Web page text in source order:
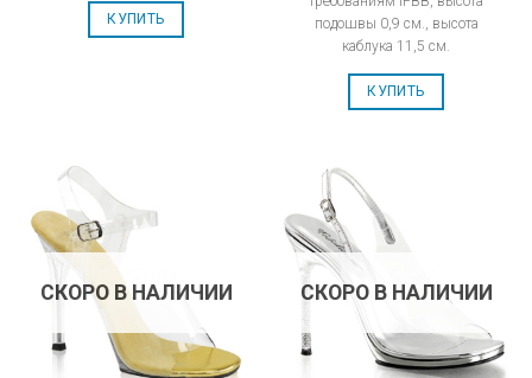
КУПИТЬ
подошвы 0,9 см., высота
каблука 11,5 см.
КУПИТЬ
СКОРО В НАЛИЧИИ СКОРО В НАЛИЧИИ